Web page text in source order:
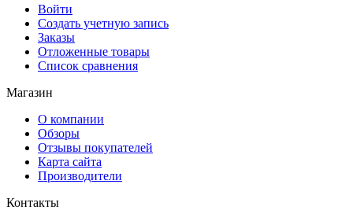
Войти
Создать учетную запись
Заказы
Отложенные товары
Список сравнения
Магазин
О компании
Обзоры
Отзывы покупателей
Карта сайта
Производители
Контакты